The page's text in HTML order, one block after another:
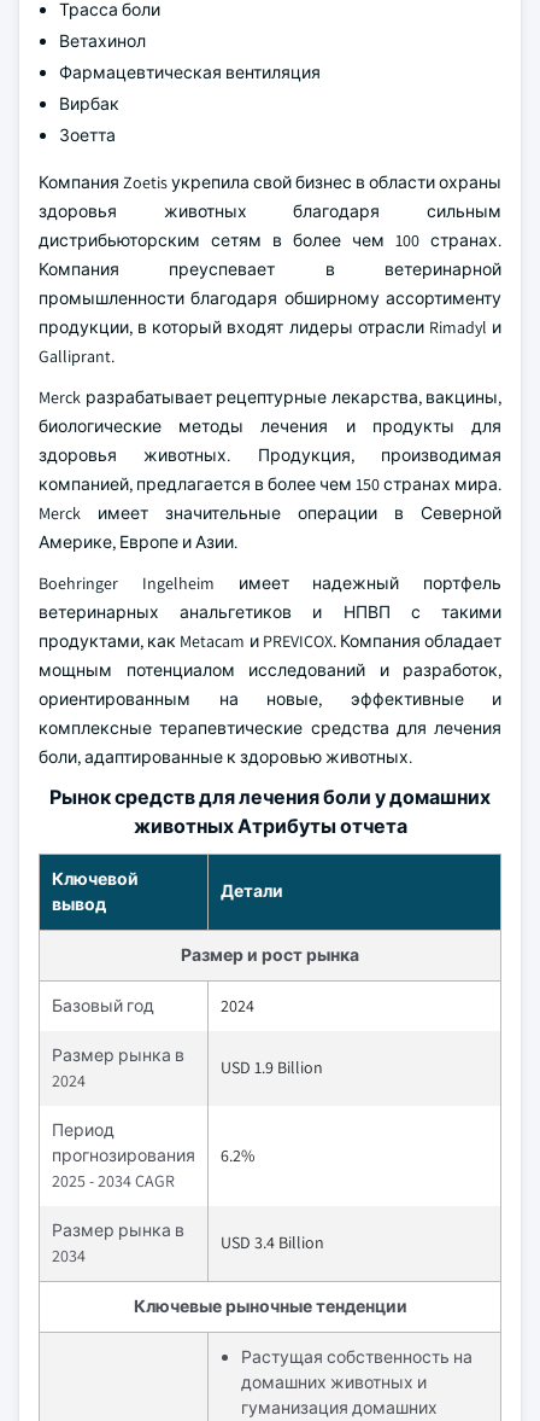
Трасса боли
Ветахинол
Фармацевтическая вентиляция
Вирбак
Зоетта
Компания Zoetis укрепила свой бизнес в области охраны
здоровья животных благодаря сильным
дистрибьюторским сетям в более чем 100 странах.
Компания преуспевает в ветеринарной
промышленности благодаря обширному ассортименту
продукции, в который входят лидеры отрасли Rimadyl и
Galliprant.
Merck разрабатывает рецептурные лекарства, вакцины,
биологические методы лечения и продукты для
здоровья животных. Продукция, производимая
компанией, предлагается в более чем 150 странах мира.
Merck имеет значительные операции в Северной
Америке, Европе и Азии.
Boehringer Ingelheim имеет надежный портфель
ветеринарных анальгетиков и НПВП с такими
продуктами, как Metacam и PREVICOX. Компания обладает
мощным потенциалом исследований и разработок,
ориентированным на новые, эффективные и
комплексные терапевтические средства для лечения
боли, адаптированные к здоровью животных.
Рынок средств для лечения боли у домашних
животных Атрибуты отчета
Ключевой
вывод
Детали
Размер и рост рынка
Базовый год 2024
Размер рынка в
2024
USD 1.9 Billion
Период
прогнозирования
2025 - 2034 CAGR
6.2%
Размер рынка в
2034
USD 3.4 Billion
Ключевые рыночные тенденции
Растущая собственность на
домашних животных и
гуманизация домашних